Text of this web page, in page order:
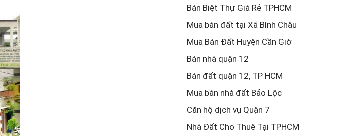
Bán Biệt Thự Giá Rẻ TPHCM
Mua bán đất tại Xã Bình Châu
Mua Bán Đất Huyện Cần Giờ
Bán nhà quận 12
Bán đất quận 12, TP HCM
Mua bán nhà đất Bảo Lộc
Căn hộ dịch vụ Quận 7
Nhà Đất Cho Thuê Tại TPHCM